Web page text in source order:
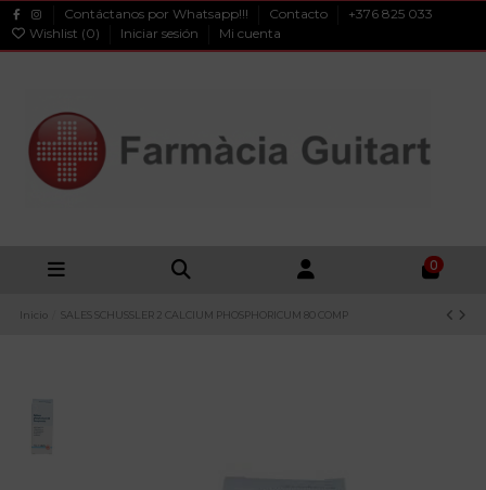
Contáctanos por Whatsapp!!! Contacto
+376 825 033
Wishlist (0) Iniciar sesión Mi cuenta
0
Inicio SALES SCHUSSLER 2 CALCIUM PHOSPHORICUM 80 COMP